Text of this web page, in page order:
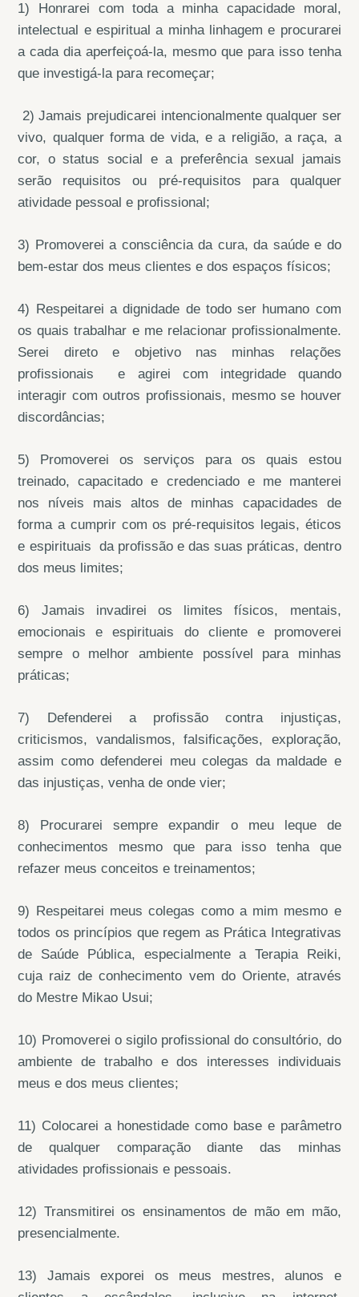
1) Honrarei com toda a minha capacidade moral,
intelectual e espiritual a minha linhagem e procurarei
a cada dia aperfeiçoá-la, mesmo que para isso tenha
que investigá-la para recomeçar;
2) Jamais prejudicarei intencionalmente qualquer ser
vivo, qualquer forma de vida, e a religião, a raça, a
cor, o status social e a preferência sexual jamais
serão requisitos ou pré-requisitos para qualquer
atividade pessoal e profissional;
3) Promoverei a consciência da cura, da saúde e do
bem-estar dos meus clientes e dos espaços físicos;
4) Respeitarei a dignidade de todo ser humano com
os quais trabalhar e me relacionar profissionalmente.
Serei direto e objetivo nas minhas relações
profissionais e agirei com integridade quando
interagir com outros profissionais, mesmo se houver
discordâncias;
5) Promoverei os serviços para os quais estou
treinado, capacitado e credenciado e me manterei
nos níveis mais altos de minhas capacidades de
forma a cumprir com os pré-requisitos legais, éticos
e espirituais da profissão e das suas práticas, dentro
dos meus limites;
6) Jamais invadirei os limites físicos, mentais,
emocionais e espirituais do cliente e promoverei
sempre o melhor ambiente possível para minhas
práticas;
7) Defenderei a profissão contra injustiças,
criticismos, vandalismos, falsificações, exploração,
assim como defenderei meu colegas da maldade e
das injustiças, venha de onde vier;
8) Procurarei sempre expandir o meu leque de
conhecimentos mesmo que para isso tenha que
refazer meus conceitos e treinamentos;
9) Respeitarei meus colegas como a mim mesmo e
todos os princípios que regem as Prática Integrativas
de Saúde Pública, especialmente a Terapia Reiki,
cuja raiz de conhecimento vem do Oriente, através
do Mestre Mikao Usui;
10) Promoverei o sigilo profissional do consultório, do
ambiente de trabalho e dos interesses individuais
meus e dos meus clientes;
11) Colocarei a honestidade como base e parâmetro
de qualquer comparação diante das minhas
atividades profissionais e pessoais.
12) Transmitirei os ensinamentos de mão em mão,
presencialmente.
13) Jamais exporei os meus mestres, alunos e